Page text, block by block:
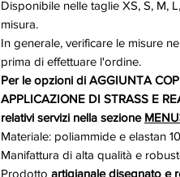
Disponibile nelle taglie XS, S, M,
misura.
In generale, verificare le misure
prima di effettuare l'ordine.
Per le opzioni di AGGIUNTA
APPLICAZIONE DI STRASS E
relativi servizi nella sezione
Materiale: poliammide e elastan
Manifattura di alta qualità e
Prodotto artigianale disegnato e